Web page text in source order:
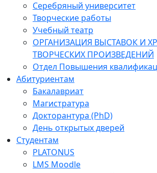
Серебряный университет
Творческие работы
Учебный театр
ОРГАНИЗАЦИЯ ВЫСТАВОК И
ТВОРЧЕСКИХ ПРОИЗВЕДЕНИЙ
Отдел Повышения
Абитуриентам
Бакалавриат
Магистратура
Докторантура (PhD)
День открытых дверей
Студентам
PLATONUS
LMS Moodle